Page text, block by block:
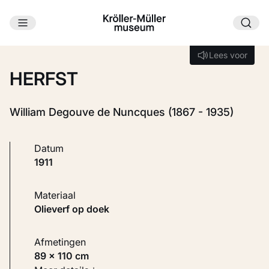
Ga naar hoofdinhoud
Lees voor
Lees voor
HERFST
William Degouve de Nuncques (1867 - 1935)
Datum
1911
Materiaal
Olieverf op doek
Afmetingen
89 × 110 cm